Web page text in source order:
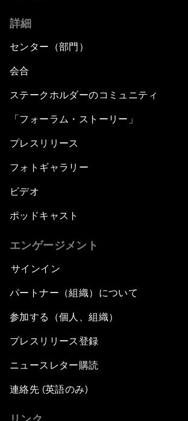
詳細
センター（部門）
会合
ステークホルダーのコミュニティ
「フォーラム・ストーリー」
プレスリリース
フォトギャラリー
ビデオ
ポッドキャスト
エンゲージメント
サインイン
パートナー（組織）について
参加する（個人、組織）
プレスリリース登録
ニュースレター購読
連絡先 (英語のみ)